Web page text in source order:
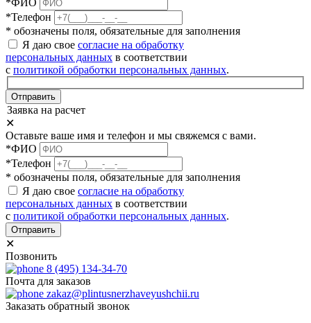
*Телефон
* обозначены поля, обязательные для заполнения
Я даю свое согласие на обработку
персональных данных в соответствии
с политикой обработки персональных данных.
Отправить
Заявка на расчет
✕
Оставьте ваше имя и телефон и мы свяжемся с вами.
*ФИО
*Телефон
* обозначены поля, обязательные для заполнения
Я даю свое согласие на обработку
персональных данных в соответствии
с политикой обработки персональных данных.
Отправить
✕
Позвонить
8 (495) 134-34-70
Почта для заказов
zakaz@plintusnerzhaveyushchii.ru
Заказать обратный звонок